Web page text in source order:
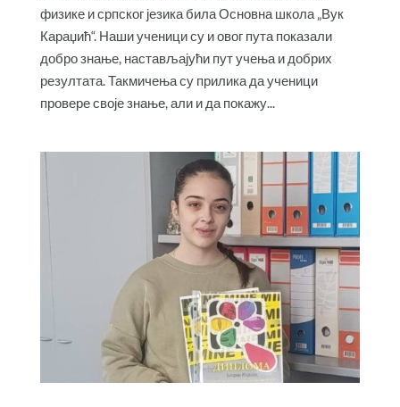
физике и српског језика била Основна школа „Вук
Караџић“. Наши ученици су и овог пута показали
добро знање, настављајући пут учења и добрих
резултата. Такмичења су прилика да ученици
провере своје знање, али и да покажу...